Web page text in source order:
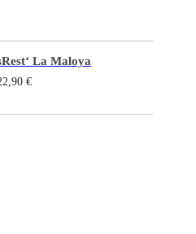
Rest‘ La Maloya
€